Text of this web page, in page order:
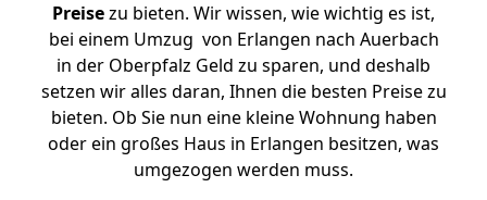
Preisezu bieten. Wir wissen, wie wichtig es ist,
bei einem Umzug von Erlangen nach Auerbach
in der Oberpfalz Geld zu sparen, und deshalb
setzen wir alles daran, Ihnen die besten Preise zu
bieten. Ob Sie nun eine kleine Wohnung haben
oder ein großes Haus in Erlangen besitzen, was
umgezogen werden muss.